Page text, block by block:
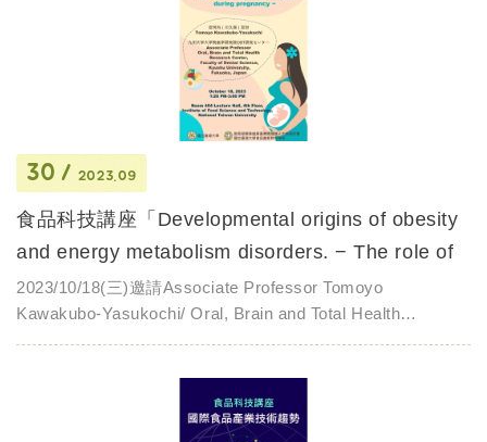
30 2023.09
食品科技講座「Developmental origins of obesity
and energy metabolism disorders. − The role of
mat...
2023/10/18(三)邀請Associate Professor Tomoyo
Kawakubo-Yasukochi/ Oral, Brain and Total Health